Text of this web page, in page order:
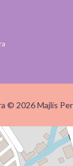
© 2026 Majlis